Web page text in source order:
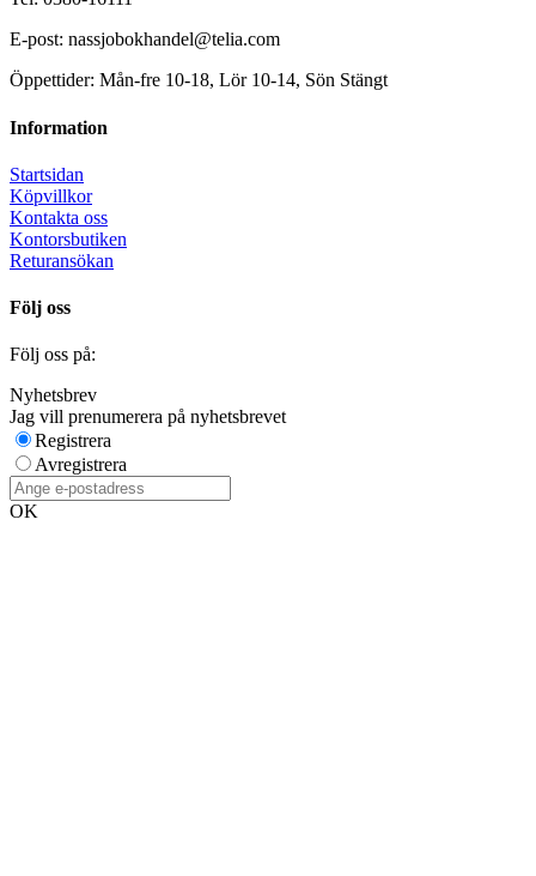
E-post: nassjobokhandel@telia.com
Öppettider: Mån-fre 10-18, Lör 10-14, Sön Stängt
Information
Startsidan
Köpvillkor
Kontakta oss
Kontorsbutiken
Returansökan
Följ oss
Följ oss på:
Nyhetsbrev
Jag vill prenumerera på nyhetsbrevet
Registrera
Avregistrera
OK